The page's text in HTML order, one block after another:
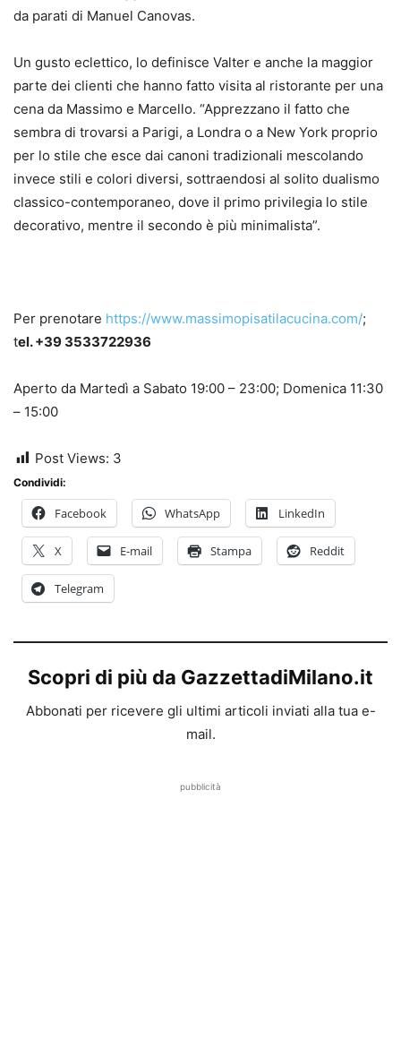
da parati di Manuel Canovas.
Un gusto eclettico, lo definisce Valter e anche la maggior
parte dei clienti che hanno fatto visita al ristorante per una
cena da Massimo e Marcello. “Apprezzano il fatto che
sembra di trovarsi a Parigi, a Londra o a New York proprio
per lo stile che esce dai canoni tradizionali mescolando
invece stili e colori diversi, sottraendosi al solito dualismo
classico-contemporaneo, dove il primo privilegia lo stile
decorativo, mentre il secondo è più minimalista”.
Per prenotare https://www.massimopisatilacucina.com/;
tel. +39 3533722936
Aperto da Martedì a Sabato 19:00 – 23:00; Domenica 11:30
– 15:00
Post Views: 3
Condividi:
Facebook WhatsApp LinkedIn
X E-mail Stampa Reddit
Telegram
Scopri di più da GazzettadiMilano.it
Abbonati per ricevere gli ultimi articoli inviati alla tua e-
mail.
pubblicità